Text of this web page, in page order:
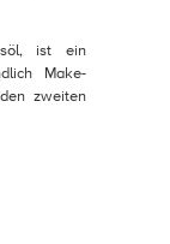
ist ein
Make-
zweiten